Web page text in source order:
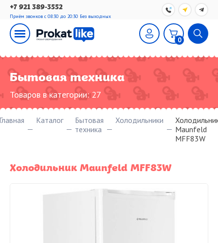
+7 921 389-3552
Приём звонков с 08:30 до 20:30 Без выходных
0
Бытовая техника
Товаров в категории:27
Каталог
Бытовая
техника
Холодильники
Maunfeld
MFF83W
Холодильник Maunfeld MFF83W